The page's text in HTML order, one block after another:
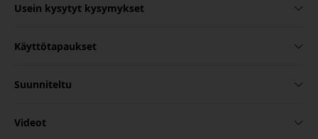
Usein kysytyt kysymykset
Käyttötapaukset
Suunniteltu
Videot